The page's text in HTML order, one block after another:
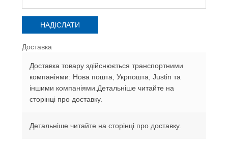
Доставка
Доставка товару здійснюється транспортними
компаніями: Нова пошта, Укрпошта, Justin та
іншими компаніями.Детальніше читайте на
сторінці про доставку.
Детальніше читайте на сторінці про доставку.